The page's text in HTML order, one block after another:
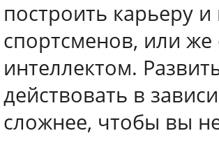
построить карьеру
спортсменов, или
интеллектом.
действовать в
сложнее, чтобы вы